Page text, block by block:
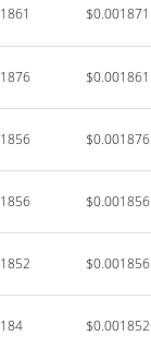
$0.001871
$0.001861
$0.001876
$0.001856
$0.001856
$0.001852